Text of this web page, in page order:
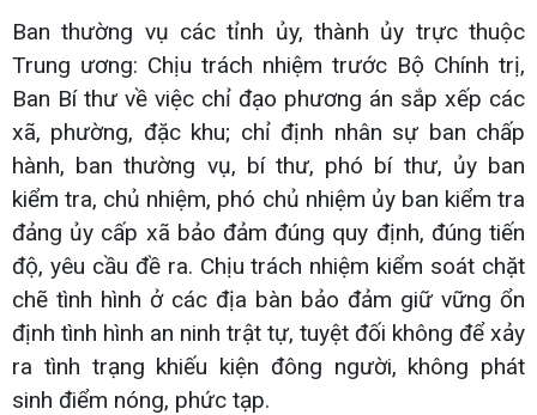
Ban thường vụ các tỉnh ủy, thành ủy trực thuộc
Trung ương: Chịu trách nhiệm trước Bộ Chính trị,
Ban Bí thư về việc chỉ đạo phương án sắp xếp các
xã, phường, đặc khu; chỉ định nhân sự ban chấp
hành, ban thường vụ, bí thư, phó bí thư, ủy ban
kiểm tra, chủ nhiệm, phó chủ nhiệm ủy ban kiểm tra
đảng ủy cấp xã bảo đảm đúng quy định, đúng tiến
độ, yêu cầu đề ra. Chịu trách nhiệm kiểm soát chặt
chẽ tình hình ở các địa bàn bảo đảm giữ vững ổn
định tình hình an ninh trật tự, tuyệt đối không để xảy
ra tình trạng khiếu kiện đông người, không phát
sinh điểm nóng, phức tạp.